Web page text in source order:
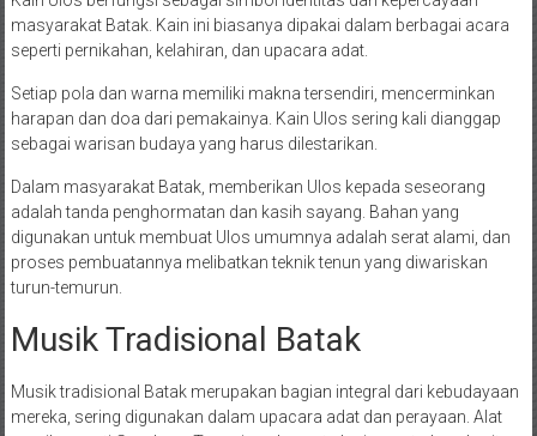
masyarakat Batak. Kain ini biasanya dipakai dalam berbagai acara
seperti pernikahan, kelahiran, dan upacara adat.
Setiap pola dan warna memiliki makna tersendiri, mencerminkan
harapan dan doa dari pemakainya. Kain Ulos sering kali dianggap
sebagai warisan budaya yang harus dilestarikan.
Dalam masyarakat Batak, memberikan Ulos kepada seseorang
adalah tanda penghormatan dan kasih sayang. Bahan yang
digunakan untuk membuat Ulos umumnya adalah serat alami, dan
proses pembuatannya melibatkan teknik tenun yang diwariskan
turun-temurun.
Musik Tradisional Batak
Musik tradisional Batak merupakan bagian integral dari kebudayaan
mereka, sering digunakan dalam upacara adat dan perayaan. Alat